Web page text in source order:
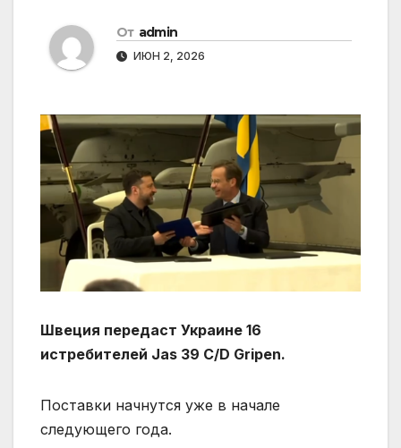
От admin
ИЮН 2, 2026
Швеция передаст Украине 16
истребителей Jas 39 C/D Gripen.
Поставки начнутся уже в начале
следующего года.